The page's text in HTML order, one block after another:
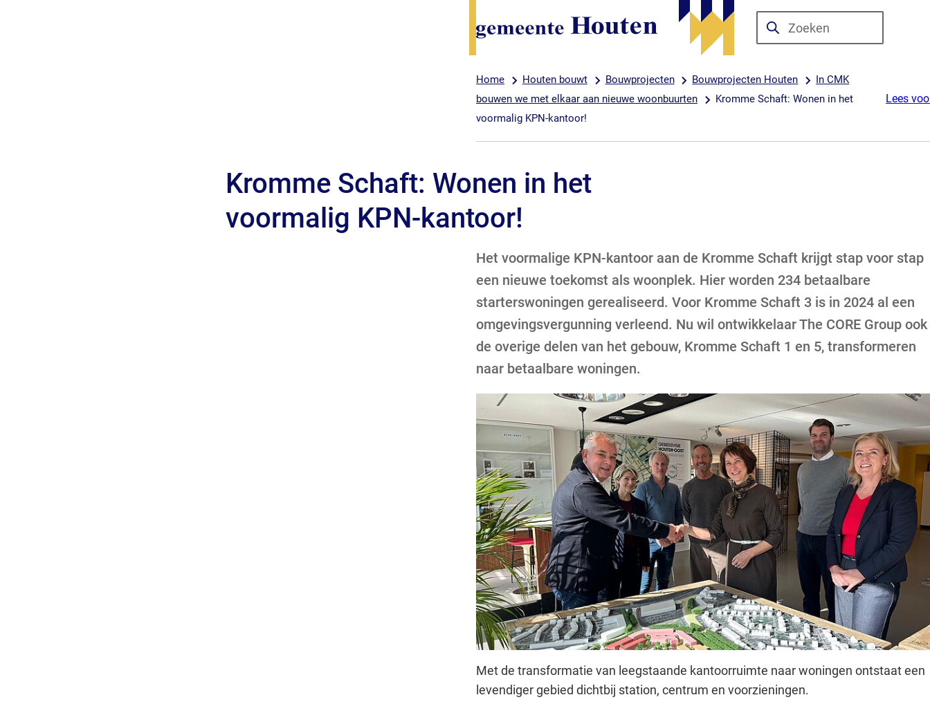
Zoeken
Wanneer
beschikbaar
zijn
te
gebruiken.
Gebruik
de
om
een
waarde
te
selecteren.
Home Houten bouwt Bouwprojecten Bouwprojecten Houten
In CMK
bouwen we met elkaar aan nieuwe woonbuurten
Kromme Schaft: Wonen in het
voormalig KPN-kantoor!
Lees
Kromme Schaft: Wonen in het
voormalig KPN-kantoor!
Het voormalige KPN-kantoor aan de Kromme Schaft krijgt stap voor stap
een nieuwe toekomst als woonplek. Hier worden 234 betaalbare
starterswoningen gerealiseerd. Voor Kromme Schaft 3 is in 2024 al een
omgevingsvergunning verleend. Nu wil ontwikkelaar The CORE Group ook
de overige delen van het gebouw, Kromme Schaft 1 en 5, transformeren
naar betaalbare woningen.
Met de transformatie van leegstaande kantoorruimte naar woningen ontstaat een
levendiger gebied dichtbij station, centrum en voorzieningen.